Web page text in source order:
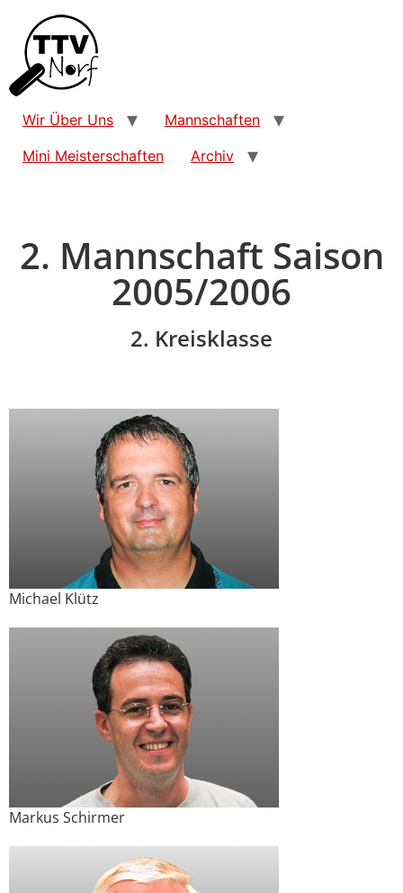
Wir Über Uns
Mannschaften
Mini Meisterschaften
Archiv
2. Mannschaft Saison
2005/2006
2. Kreisklasse
Michael Klütz
Markus Schirmer